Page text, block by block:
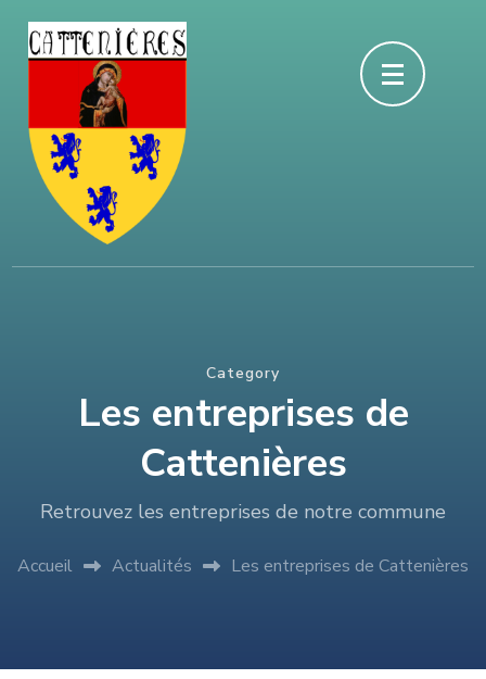
Aller
(Pressez
Entrée)
Category
Les entreprises de
Cattenières
Retrouvez les entreprises de notre commune
Accueil Actualités Les entreprises de Cattenières